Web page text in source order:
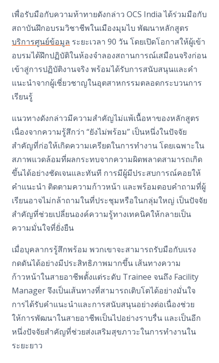
เพื่อรับมือกับความท้าทายดังกล่าว OCS India ได้ร่วมมือกับ
สถาบันฝึกอบรมวิชาชีพในเมืองมุมไบ พัฒนาหลักสูตร
บริการศูนย์ข้อมูล ระยะเวลา 90 วัน โดยเปิดโอกาสให้ผู้เข้า
อบรมได้ฝึกปฏิบัติในห้องจำลองสถานการณ์เสมือนจริงก่อน
เข้าสู่การปฏิบัติงานจริง พร้อมได้รับการสนับสนุนและคำ
แนะนำจากผู้เชี่ยวชาญในอุตสาหกรรมตลอดกระบวนการ
เรียนรู้
แนวทางดังกล่าวมีความสำคัญไม่แพ้เนื้อหาของหลักสูตร
เนื่องจากความรู้สึกว่า “ยังไม่พร้อม” เป็นหนึ่งในปัจจัย
สำคัญที่ก่อให้เกิดความเครียดในการทำงาน โดยเฉพาะใน
สภาพแวดล้อมที่ผลกระทบจากความผิดพลาดสามารถเกิด
ขึ้นได้อย่างชัดเจนและทันที การมีผู้มีประสบการณ์คอยให้
คำแนะนำ ติดตามความก้าวหน้า และพร้อมตอบคำถามที่ผู้
เรียนอาจไม่กล้าถามในที่ประชุมหรือในกลุ่มใหญ่ เป็นปัจจัย
สำคัญที่ช่วยเปลี่ยนองค์ความรู้ทางเทคนิคให้กลายเป็น
ความมั่นใจที่ยั่งยืน
เมื่อบุคลากรรู้สึกพร้อม พวกเขาจะสามารถรับมือกับแรง
กดดันได้อย่างมีประสิทธิภาพมากขึ้น เส้นทางความ
ก้าวหน้าในสายอาชีพตั้งแต่ระดับ Trainee จนถึง Facility
Manager จึงเป็นเส้นทางที่สามารถเติบโตได้อย่างมั่นใจ
การได้รับคำแนะนำและการสนับสนุนอย่างต่อเนื่องช่วย
ให้การพัฒนาในสายอาชีพเป็นไปอย่างราบรื่น และเป็นอีก
หนึ่งปัจจัยสำคัญที่ช่วยส่งเสริมสุขภาวะในการทำงานใน
ระยะยาว